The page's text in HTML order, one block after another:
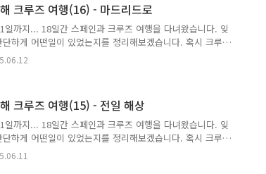
마드리드에서 가봐야 할 곳은 많지만, 꼭 가야할 곳 두 곳은
술센터와 프라도 미술관입니다. 소피아 예술센터는 19세기
전시되어 있고, 프라도 미술관은 그 이전의 작품들이 전시
크루즈 여행(16) - 마드리드로
일까지... 18일간 스페인과 크루즈 여행을 다녀왔습니다. 잊
하게 어떤일이 있었는지를 정리해보겠습니다. 혹시 크루즈
준비하시는 분이 있다면 도움이 되었으면 좋겠습니다.피키
5월 18일, 15일차입니다. 8시 조금 넘어서 크루즈에서 하선해
미술관피카소 미술관에 있는 작품은 피카소가 말년에 바르셀
이라고 합니다. 초기작품과 습작 같은 것들이 많습니다. 유
어서 아쉬웠지만요.아래는 어릴적 작품입니다. 피카소는 어
크루즈 여행(15) - 전일 해상
일까지... 18일간 스페인과 크루즈 여행을 다녀왔습니다. 잊
하게 어떤일이 있었는지를 정리해보겠습니다. 혹시 크루즈
준비하시는 분이 있다면 도움이 되었으면 좋겠습니다.5월
. 사실 쓸게 전혀 없습니다. 이 날은 나폴리에서 바르셀로나